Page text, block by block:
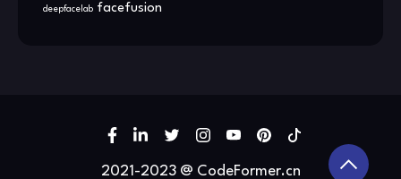
deepfacelab facefusion
2021-2023 @ CodeFormer.cn